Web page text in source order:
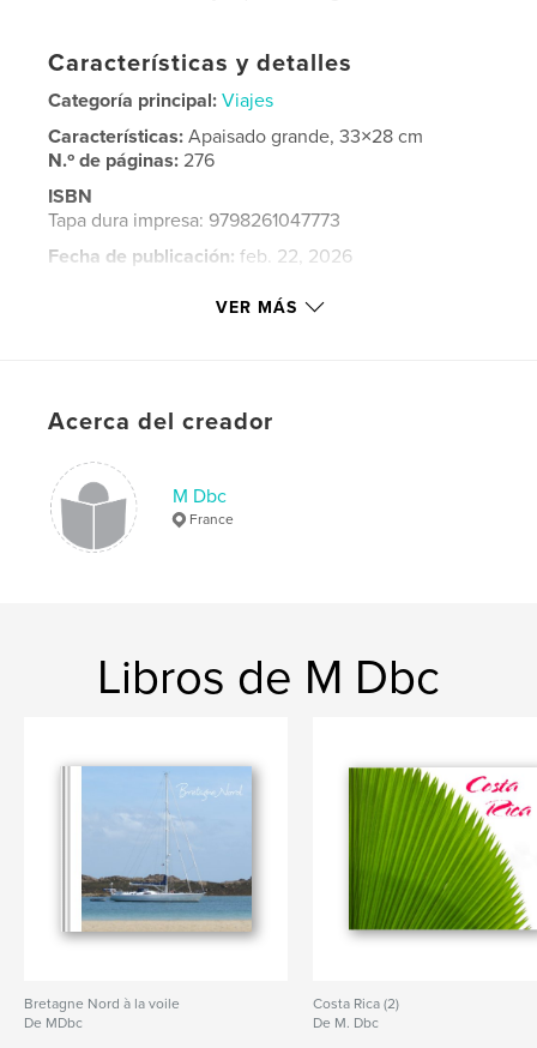
Características y detalles
Categoría principal: Viajes
Características:Apaisado grande, 33×28 cm
N.º de páginas:276
ISBN
Tapa dura impresa: 9798261047773
Fecha de publicación: feb. 22, 2026
VER MÁS
Acerca del creador
M Dbc
France
Libros de M Dbc
Bretagne Nord à la voile
De MDbc
Costa Rica (2)
De M. Dbc